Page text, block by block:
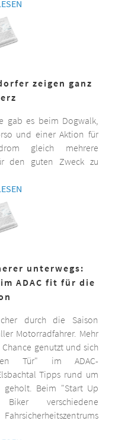
zeigen ganz
gab es beim Dogwalk,
und einer Aktion für
gleich mehrere
den guten Zweck zu
unterwegs:
ADAC fit für die
durch die Saison
Motorradfahrer. Mehr
genutzt und sich
Tür" im ADAC-
Tipps rund um
geholt. Beim "Start Up
verschiedene